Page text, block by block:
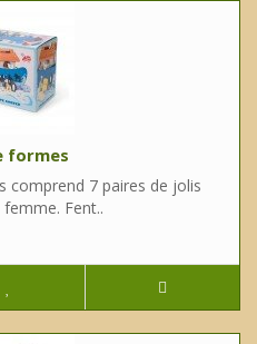
formes
comprend 7 paires de jolis
Fent..